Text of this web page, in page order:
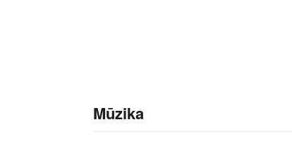
Mūzika